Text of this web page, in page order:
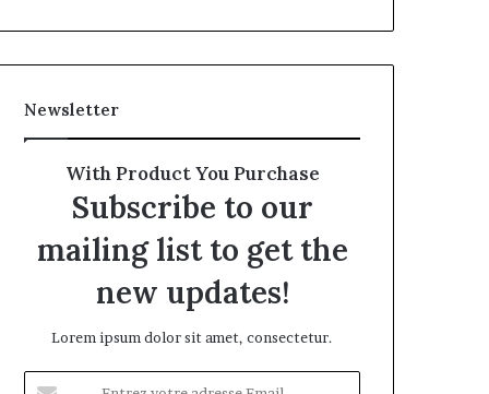
Newsletter
With Product You Purchase
Subscribe to our
mailing list to get the
new updates!
Lorem ipsum dolor sit amet, consectetur.